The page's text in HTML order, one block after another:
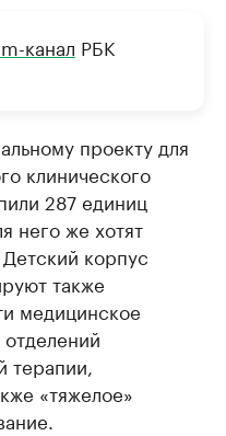
канал РБК
проекту для
клинического
287 единиц
него же хотят
корпус
также
медицинское
терапии,
«тяжелое»